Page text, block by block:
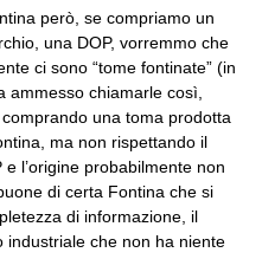
però, se compriamo un
una DOP, vorremmo che
ci sono “tome fontinate” (in
ammesso chiamarle così,
una toma prodotta
ma non rispettando il
l’origine probabilmente non
di certa Fontina che si
di informazione, il
industriale che non ha niente